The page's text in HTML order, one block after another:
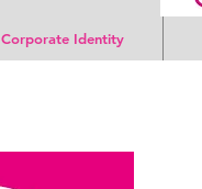
Corporate Identity